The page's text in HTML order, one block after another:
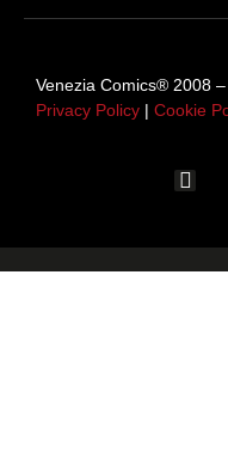
Venezia Comics® 2008
Privacy Policy | Cookie